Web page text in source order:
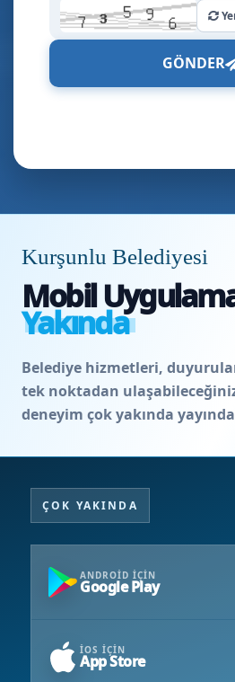
GÖNDER
Kurşunlu Belediyesi
Mobil
Yakında
Belediye hizmetleri,
tek noktadan
deneyim çok yakında
ÇOK YAKINDA
ANDROID IÇIN
Google Play
IOS IÇIN
App Store